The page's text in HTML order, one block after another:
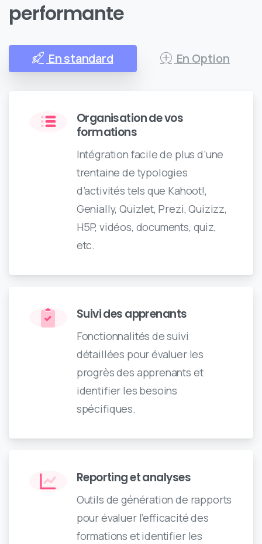
performante
En standard En Option
Organisation de vos
formations
Intégration facile de plus d’une
trentaine de typologies
d’activités tels que Kahoot!,
Genially, Quizlet, Prezi, Quizizz,
H5P, vidéos, documents, quiz,
etc.
Suivi des apprenants
Fonctionnalités de suivi
détaillées pour évaluer les
progrès des apprenants et
identifier les besoins
spécifiques.
Reporting et analyses
Outils de génération de rapports
pour évaluer l’efficacité des
formations et identifier les